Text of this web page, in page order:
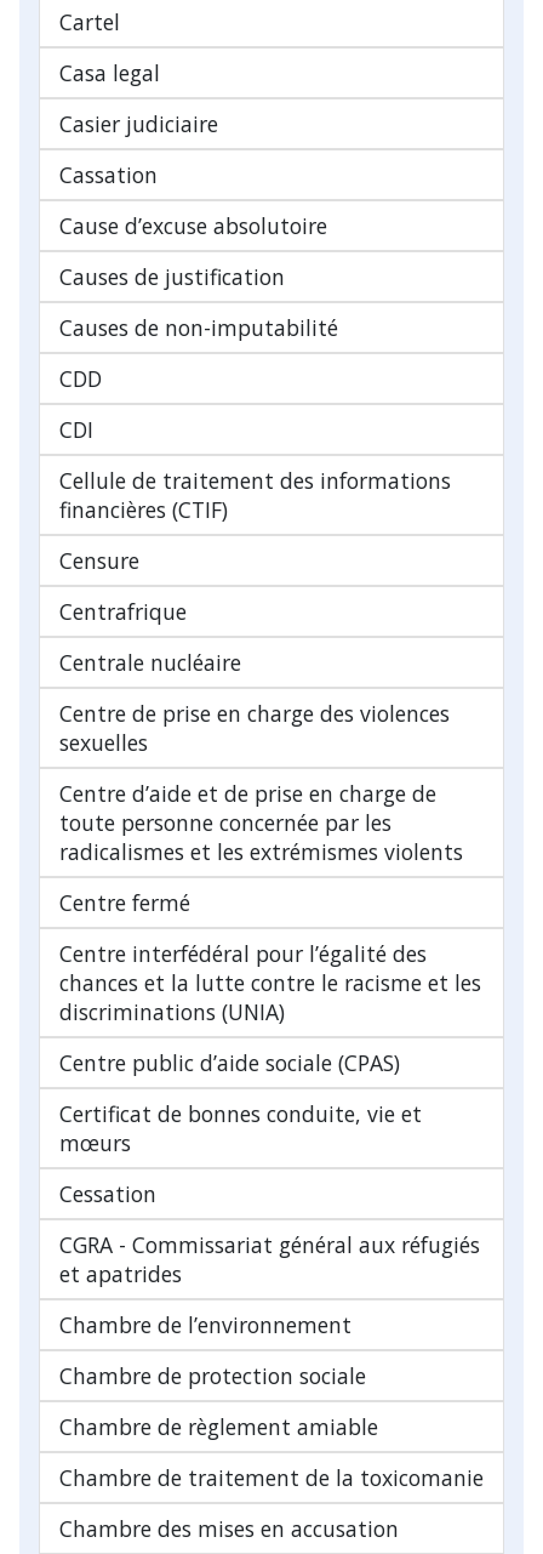
Cartel
Casa legal
Casier judiciaire
Cassation
Cause d’excuse absolutoire
Causes de justification
Causes de non-imputabilité
CDD
CDI
Cellule de traitement des informations
financières (CTIF)
Censure
Centrafrique
Centrale nucléaire
Centre de prise en charge des violences
sexuelles
Centre d’aide et de prise en charge de
toute personne concernée par les
radicalismes et les extrémismes violents
Centre fermé
Centre interfédéral pour l’égalité des
chances et la lutte contre le racisme et les
discriminations (UNIA)
Centre public d’aide sociale (CPAS)
Certificat de bonnes conduite, vie et
mœurs
Cessation
CGRA - Commissariat général aux réfugiés
et apatrides
Chambre de l’environnement
Chambre de protection sociale
Chambre de règlement amiable
Chambre de traitement de la toxicomanie
Chambre des mises en accusation